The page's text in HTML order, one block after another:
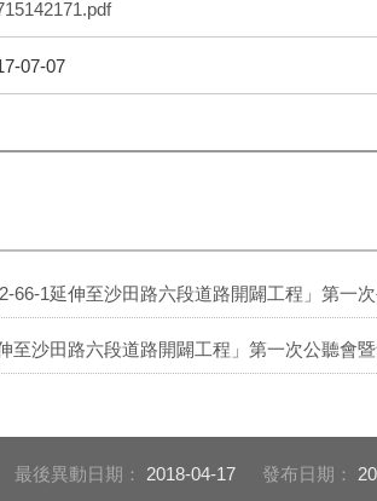
07-07
66-1延伸至沙田路六段道路開闢工程」第一
至沙田路六段道路開闢工程」第一次公聽會
最後異動日期： 2018-04-17 發布日期：